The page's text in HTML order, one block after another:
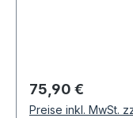
Regulärer Preis:
75,90 €
Preise inkl. MwSt.